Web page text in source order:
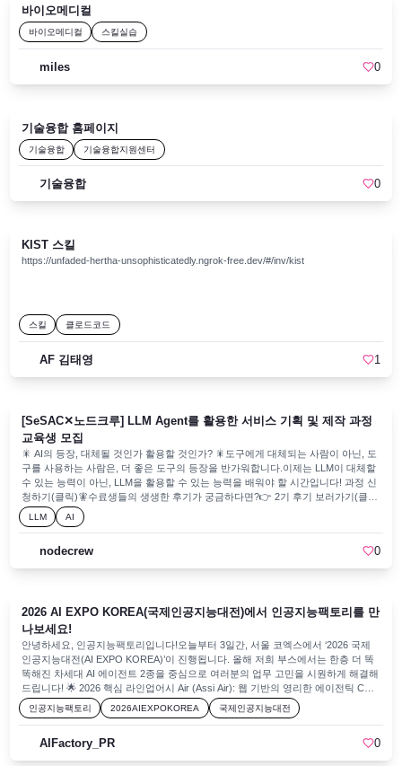
Engineering 쉽게 배우기 발표 자료 ]본 세션에서는 대규모 기업 환경에서 쓸 수 있
는 에이전트와 멀티 에이전트 시스템의 하네스 구조를 살펴보았습니다. 특히 마이
스터고등학교 학생들을 대상으로 진행했던 실제 실습 예제 코드가 함께 소개되어,
어렵게 느껴질 수 있는 에이전트 실행 환경을 누구나 쉽게 이해하고 감을 잡을 수
있는 유익한 시간이었습니다. 하네스 : 메타 스킬을 활용한 실전 AI 팀 빌딩 가이드
어려운 복잡한 과제들도 얼마든지 풀어낼 수 있음을 보여주었습니다. 특히 오픈소
스 라이브러리(revfactory/harness)를 통해 누구나 손쉽게 하네스 엔지니어링을 시
작해 볼 수 있는 실무적인 팁이 공유되었습니다. 우리 조직만의 Harness 개발기
연사 : 윤성재[ 우리 조직만의 Harness 개발기 발표 자료 ]본 세션에서는 '브레인크
루' 조직에서 실제로 하네스를 구축하기 위해 클로드 코드(Claude Code) 플러그인
을 짚어주었습니다. 나아가 플러그인 개발을 통해 조직 전체의 생산성을 끌어올리
기 위한 현실적인 고민들을 함께 나누는 유익한 시간이었습니다. 패널토의이번 밋
트)을 만들어주는 종합 기술 세트"로 정의하며, 기술과 모델이 계속 바뀌더라도 중
심을 잡고 범위를 통제할 수 있는 아키텍처 설계가 핵심이라는 점에 뜻을 모았습니
문을 포함하여, 에이전트 시대에 실무자들이 마주한 다양한 고민들을 주고받으며
자유로운 분위기 속에 토의가 마무리되었습니다. Harness Engineering Korea
신 연사분들 덕분에 모두가 많은 배움을 얻어 갈 수 있었던 뜻깊은 자리였습니다.
참여해 주신 모든 분께 진심으로 감사드리며 정말 수고 많으셨습니다.이번 밋업에
서 나눈 하네스 엔지니어링의 인사이트들이 여러분의 실무와 프로젝트에 실질적인
도움이 되었기를 바랍니다. 인공지능팩토리는 앞으로도 지식과 경험을 나누는 유
익한 행사로 다시 찾아뵐 테니, 다음 행사에도 많은 관심과 참여를 부탁드립니다.
향후 더 좋은 기회로 다시 만나길 바랍니다. 감사합니다.
위한 온라인 강의 오픈 일정이 공유되었습니다.사전 면담 멘토링: 이번 행사의 차별
점은 바로 '팀당 20분'씩 진행되는 사전 면담입니다. 총 10시간에 걸쳐 멘토링이 진
행될 예정입니다.​​2부 - 톤(Thon): 실전을 위한 만반의 준비발표 : 임지수 2부에서는
실제 결과물을 만들어낼 '해커톤' 플랫폼 활용법과 운영 전반에 대한 안내가 이어졌
습니다.​플랫폼 및 계정 관리: 인공지능팩토리가 제공하는 전용 플랫폼 사용법을 익
만 있다면 AI 개발자가 될 수 있는 시대! K-water 임직원분들이 보여주신 열정만큼
놀라운 결과물들이 탄생하길 기대합니다.인공지능팩토리는 앞으로 진행될 멘토링
과 본 행사에서도 최선을 다해 지원하겠습니다.​​공공기관 AI 도입 및 맞춤형 교육 문
의는 언제든 인공지능팩토리로 연락주세요. 📩 문의 :cs@aifactory.page​
바이오메디컬
바이오메디컬 스킬실습
miles 0
기술융합 홈페이지
기술융합 기술융합지원센터
기술융합 0
KIST 스킬
https://unfaded-hertha-unsophisticatedly.ngrok-free.dev/#/inv/kist
스킬 클로드코드
AF 김태영 1
[SeSAC✕노드크루] LLM Agent를 활용한 서비스 기획 및 제작 과정
교육생 모집
🎇 AI의 등장, 대체될 것인가 활용할 것인가? 🎇도구에게 대체되는 사람이 아닌, 도
구를 사용하는 사람은, 더 좋은 도구의 등장을 반가워합니다.이제는 LLM이 대체할
수 있는 능력이 아닌, LLM을 활용할 수 있는 능력을 배워야 할 시간입니다! 과정 신
청하기(클릭)🧚수료생들의 생생한 후기가 궁금하다면?👉 2기 후기 보러가기(클
릭)👉 1기 후기 보러가기(클릭) ✒️ 강사 소개 ✒️유태영 강사- 삼성 청년 소프트웨
어 아카데미(SSAFY) 1~7기 전임교수- SeSAC 서초캠퍼스 DX2기 LLM Agent를 활
석가 양성과정 강사- 동아일보 KDT 생성형 AI를 활용한 콘텐츠 크리에이터 양성과
정 강사- 데이터분석서비스 개발자 취업캠프 강사- 멋쟁이사자처럼 5~6기 전체 대
2기, 4기, 7기, 10기, 14기 주강사- 4차 산업혁명 선도인재 양성과정 강사- 코드잇
프로덕트 디자인 웹 파트 주강사- LLM 기반 AI 서비스 풀스택 개발 실무 경험 보
유 ✨ 이 강의를 통해서 ✨- 기초부터 다지는 탄탄한 프로그래밍 능력을 갖출 수 있
어요.- 다양한 서비스들을 연결해서 파편화되어 있는 업무들을 한 번에 자동화하는
경험을 해볼 수 있어요.- 작은 규모의 GUI Agent부터 큰 규모의 Code Base Agent
까지 모두 설계 및 제작해볼 수 있어요.- 비즈니스 문제에서 GPT(LLM)를 활용할
수 있어요.- 데이터 분석 뿐만 아니라 다양한 LLM을 활용하는 업무 자동화
Workflow를 설계, 개발할 수 있어요.- 3번의 프로젝트를 통해 배운 이론을 실무에
적용하고 포트폴리오 준비까지 할 수 있어요. 🎯 이런 분들에게 추천해요 🎯- LLM
관련된 산업/직군으로 취업하거나 기존 커리어에 LLM 활용 능력을 추가하고 싶은
LLM AI
nodecrew 0
2026 AI EXPO KOREA(국제인공지능대전)에서 인공지능팩토리를 만
나보세요!
안녕하세요, 인공지능팩토리입니다!오늘부터 3일간, 서울 코엑스에서 ‘2026 국제
인공지능대전(AI EXPO KOREA)’이 진행됩니다. 올해 저희 부스에서는 한층 더 똑
똑해진 차세대 AI 에이전트 2종을 중심으로 여러분의 업무 고민을 시원하게 해결해
드립니다! 🌟 2026 핵심 라인업어시 Air (Assi Air): 웹 기반의 영리한 에이전틱 CS
솔루션어시 Loop (Assi Loop): 스스로 코딩하고 업무를 완수하는 에이전트 📍 부스
방문 안내연구원들과 직접 대화하며, 우리 회사에 꼭 필요한 AI 자동화가 무엇인지
부스"시키는 일을 알아서 직접 하는 AI, 어시웍스" 지금 바로 코엑스 D24 부스에서
에이전트의 실체를 확인하세요! 문의: cs@aifactory.page
인공지능팩토리 2026AIEXPOKOREA 국제인공지능대전
AIFactory_PR 0